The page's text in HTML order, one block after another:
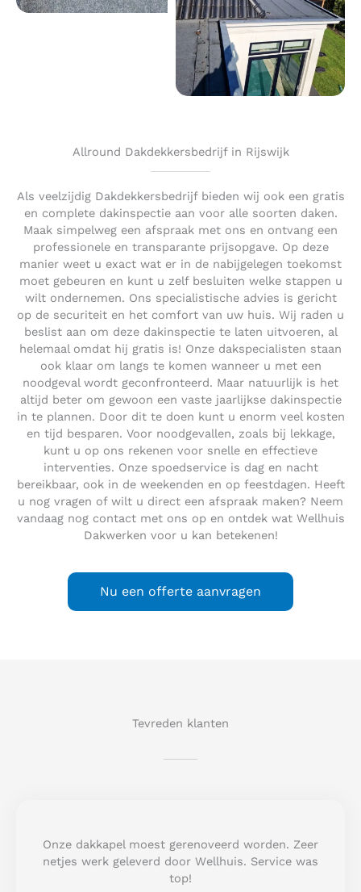
Allround Dakdekkersbedrijf in Rijswijk
Als veelzijdig Dakdekkersbedrijf bieden wij ook een gratis
en complete dakinspectie aan voor alle soorten daken.
Maak simpelweg een afspraak met ons en ontvang een
professionele en transparante prijsopgave. Op deze
manier weet u exact wat er in de nabijgelegen toekomst
moet gebeuren en kunt u zelf besluiten welke stappen u
wilt ondernemen. Ons specialistische advies is gericht
op de securiteit en het comfort van uw huis. Wij raden u
beslist aan om deze dakinspectie te laten uitvoeren, al
helemaal omdat hij gratis is! Onze dakspecialisten staan
ook klaar om langs te komen wanneer u met een
noodgeval wordt geconfronteerd. Maar natuurlijk is het
altijd beter om gewoon een vaste jaarlijkse dakinspectie
in te plannen. Door dit te doen kunt u enorm veel kosten
en tijd besparen. Voor noodgevallen, zoals bij lekkage,
kunt u op ons rekenen voor snelle en effectieve
interventies. Onze spoedservice is dag en nacht
bereikbaar, ook in de weekenden en op feestdagen. Heeft
u nog vragen of wilt u direct een afspraak maken? Neem
vandaag nog contact met ons op en ontdek wat Wellhuis
Dakwerken voor u kan betekenen!
Nu een offerte aanvragen
Tevreden klanten
Onze dakkapel moest gerenoveerd worden. Zeer
netjes werk geleverd door Wellhuis. Service was
top!